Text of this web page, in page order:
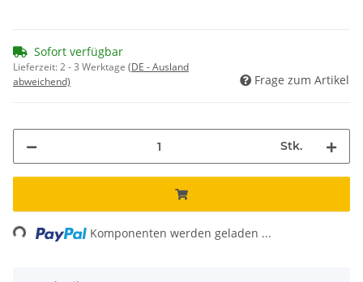
Sofort verfügbar
Lieferzeit:2 - 3 Werktage (DE - Ausland
abweichend)
Frage zum Artikel
Stk.
Komponenten werden geladen ...